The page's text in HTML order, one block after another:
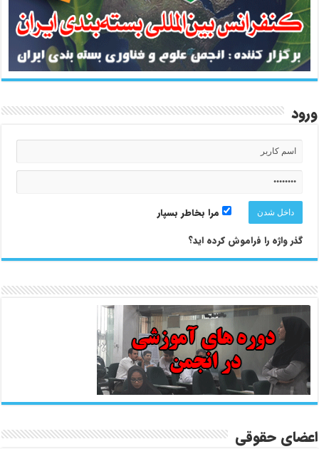
ورود
مرا بخاطر بسپار
گذر واژه را فراموش کرده اید؟
اعضای حقوقی